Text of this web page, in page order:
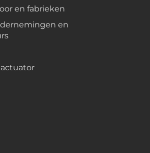
en fabrieken
en